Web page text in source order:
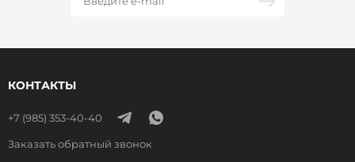
КОНТАКТЫ
+7 (985) 353-40-40
Заказать обратный звонок